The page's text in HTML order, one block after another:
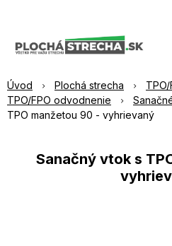
Úvod Plochá strecha
TPO/FPO odvodnenie
TPO manžetou 90 - vyhrievaný
Sanačný vtok s